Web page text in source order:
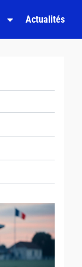
Actualités